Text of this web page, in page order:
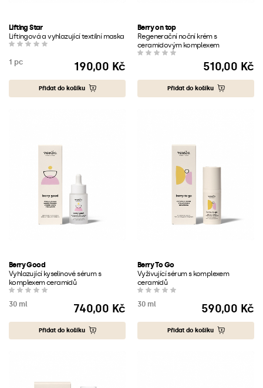
Lifting Star
Liftingová a vyhlazující textilní maska
1 pc
Cena
190,00 Kč
Přidat do košíku
Berry on top
Regenerační noční krém s
ceramidovým komplexem
Cena
510,00 Kč
Přidat do košíku
Berry Good
Vyhlazující kyselinové sérum s
komplexem ceramidů
30 ml
Cena
740,00 Kč
Přidat do košíku
Berry To Go
Vyživující sérum s komplexem
ceramidů
30 ml
Cena
590,00 Kč
Přidat do košíku